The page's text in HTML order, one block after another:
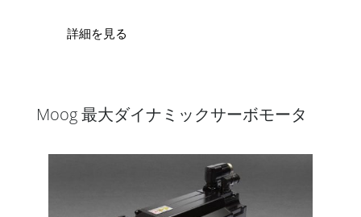
詳細を見る
Moog 最大ダイナミックサーボモータ